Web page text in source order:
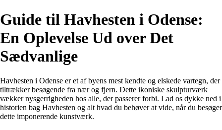
Guide til Havhesten i Odense:
En Oplevelse Ud over Det
Sædvanlige
Havhesten i Odense er et af byens mest kendte og elskede vartegn, der
tiltrækker besøgende fra nær og fjern. Dette ikoniske skulpturværk
vækker nysgerrigheden hos alle, der passerer forbi. Lad os dykke ned i
historien bag Havhesten og alt hvad du behøver at vide, når du besøger
dette imponerende kunstværk.